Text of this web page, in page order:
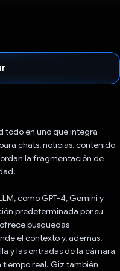
todo en uno que integra
chats, noticias, contenido
la fragmentación de
como GPT-4, Gemini y
predeterminada por su
búsquedas
el contexto y, además,
y las entradas de la cámara
tiempo real. Giz también